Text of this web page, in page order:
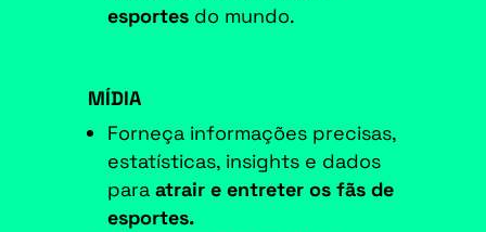
esportesdo mundo.
MÍDIA
Forneça informações precisas,
estatísticas, insights e dados
paraatrair e entreter os fãs de
esportes.